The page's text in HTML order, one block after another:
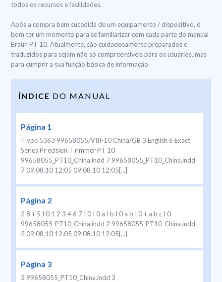
todos os recursos e facilidades.
Após a compra bem sucedida de um equipamento / dispositivo, é
bom ter um momento para se familiarizar com cada parte do manual
Braun PT 10. Atualmente, são cuidadosamente preparados e
traduzidos para sejam não só compreensíveis para os usuários, mas
para cumprir a sua função básica de informação
ÍNDICE DO MANUAL
Página 1
T ype 5363 99658055/VIII-10 China/GB 3 English 6 Exact
Series Pr ecision T rimmer PT 10
99658055_PT10_China.indd 7 99658055_PT10_China.indd
7 09.08.10 12:05 09.08.10 12:05[...]
Página 2
2 8 + 5 I 0 1 2 3 4 6 7 I 0 I 0 a I b I 0 a b I 0 + a b c I 0
99658055_PT10_China.indd 2 99658055_PT10_China.indd
2 09.08.10 12:05 09.08.10 12:05[...]
Página 3
3 99658055_PT10_China.indd 3